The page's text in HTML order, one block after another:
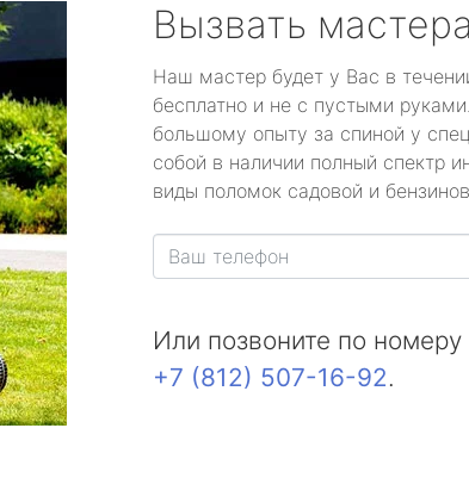
Вызвать мастера
Наш мастер будет у Вас в
бесплатно и не с пустыми
большому опыту за спиной у
собой в наличии полный спектр
виды поломок садовой и
Или позвоните по номеру
+7 (812) 507-16-92.